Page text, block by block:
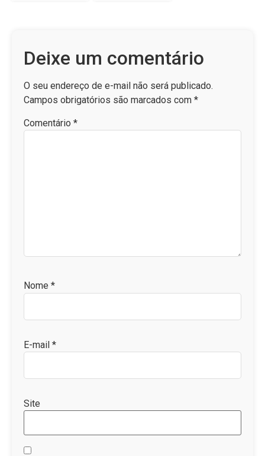
Deixe um comentário
O seu endereço de e-mail não será publicado.
Campos obrigatórios são marcados com *
Comentário *
Nome *
E-mail *
Site